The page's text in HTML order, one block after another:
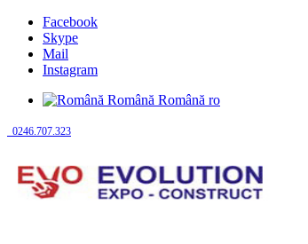
Facebook
Skype
Mail
Instagram
Română Română ro
0246.707.323